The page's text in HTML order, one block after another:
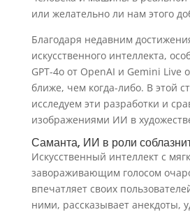
или желательно ли нам этого
Благодаря недавним
искусственного интеллекта,
GPT-4o от OpenAI и Gemini Live
ближе, чем когда-либо. В этой
исследуем эти разработки и
изображениями ИИ в
Саманта, ИИ в роли
Искусственный интеллект с
завораживающим голосом
впечатляет своих
ними, рассказывает анекдоты,